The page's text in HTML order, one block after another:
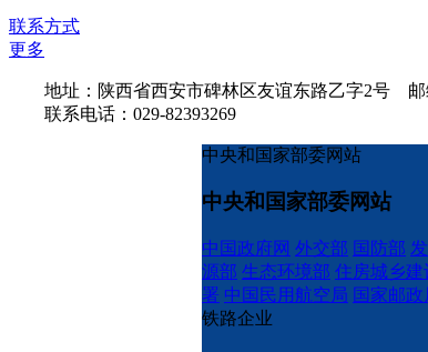
联系方式
更多
地址：陕西省西安市碑林区友谊东路乙字2号 邮
联系电话：029-82393269
中央和国家部委网站
中央和国家部委网站
中国政府网 外交部 国防部
源部 生态环境部 住房城乡建
署 中国民用航空局 国家邮政
铁路企业